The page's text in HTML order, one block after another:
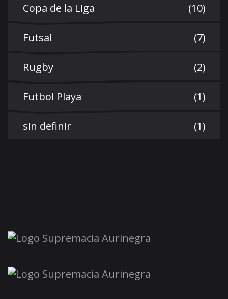
Copa de la Liga (10)
Futsal (7)
Rugby (2)
Futbol Playa (1)
sin definir (1)